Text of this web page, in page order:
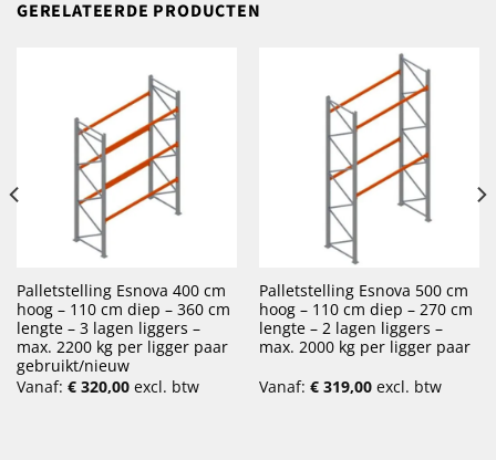
GERELATEERDE PRODUCTEN
Palletstelling Esnova 400 cm
hoog – 110 cm diep – 360 cm
lengte – 3 lagen liggers –
max. 2200 kg per ligger paar
gebruikt/nieuw
Vanaf: €320,00excl. btw
Palletstelling Esnova 500 cm
hoog – 110 cm diep – 270 cm
lengte – 2 lagen liggers –
max. 2000 kg per ligger paar
Vanaf: €319,00excl. btw